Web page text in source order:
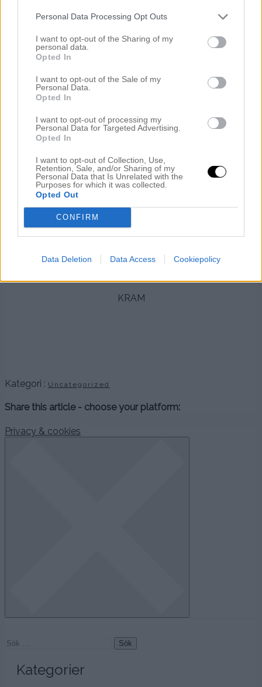
Personal Data Processing Opt Outs
I want to opt-out of the Sharing of my
personal data.
Opted In
I want to opt-out of the Sale of my
Personal Data.
Opted In
I want to opt-out of processing my
Personal Data for Targeted Advertising.
Opted In
I want to opt-out of Collection, Use,
Retention, Sale, and/or Sharing of my
Personal Data that Is Unrelated with the
Purposes for which it was collected.
Opted Out
CONFIRM
Data Deletion Data Access Cookiepolicy
.
Brasan såg vi tändas vi Högklint och närmare bestämt på
tokfina Fridhem som var Gotlands enda kungliga
sommarresidens på 1800-talet. Ett alldeles utmärkt ställe
att se brasa den sista april pga 1. Tokfint precis vid havet. 2.
kunde sitta inne i värmen och titta på elden och mumsa
våfflor vilket vi gjorde. 4 Urgulligt anordnat med ett litet
vårtal och liten manskör som sjöng några sånger och
klassiskt.
.
Detta var nog allt jag orkade med idag tror jag – nu ska jag
lägga ifrån mig lapen somna om här i sängen, zzzz..
.
KRAM
Kategori : Uncategorized
Share this article - choose your platform:
Privacy & cookies
Sök
Kategorier